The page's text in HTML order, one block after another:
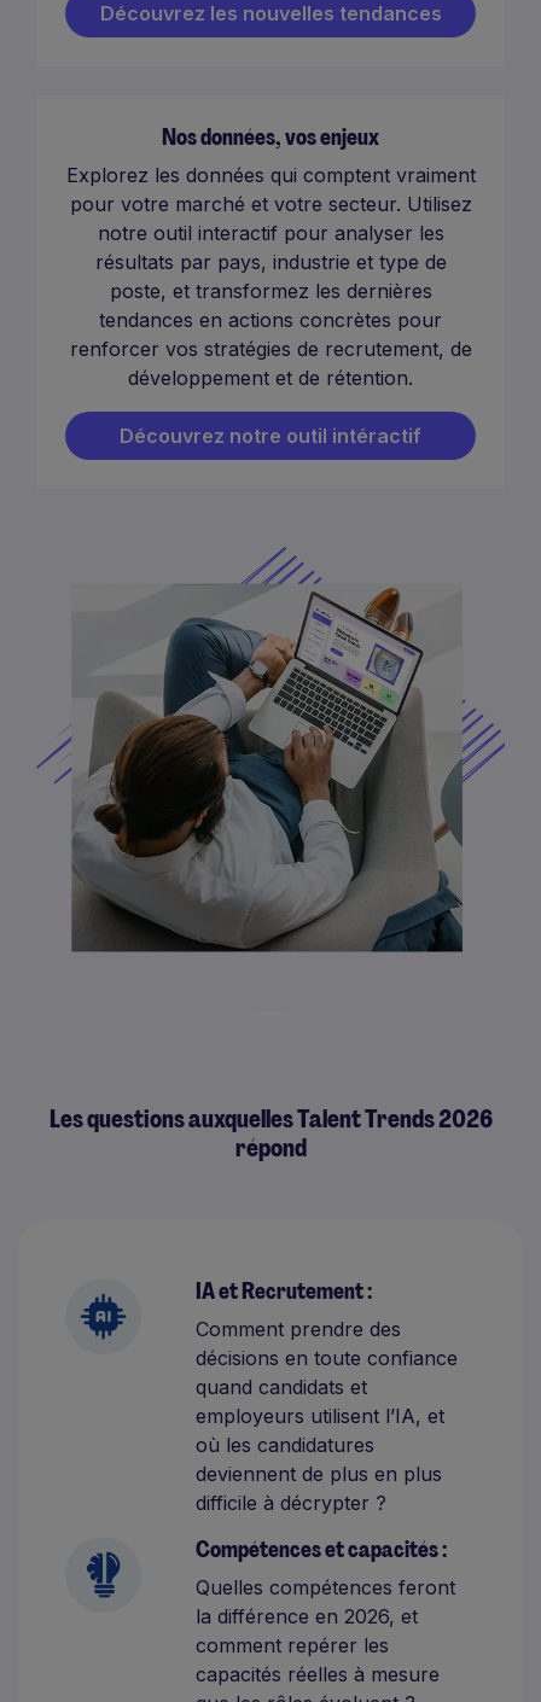
Découvrez les nouvelles tendances
Nos données, vos enjeux
Explorez les données qui comptent vraiment
pour votre marché et votre secteur. Utilisez
notre outil interactif pour analyser les
résultats par pays, industrie et type de
poste, et transformez les dernières
tendances en actions concrètes pour
renforcer vos stratégies de recrutement, de
développement et de rétention.
Découvrez notre outil intéractif
Les questions auxquelles Talent Trends 2026
répond
IA et Recrutement :
Comment prendre des
décisions en toute confiance
quand candidats et
employeurs utilisent l’IA, et
où les candidatures
deviennent de plus en plus
difficile à décrypter ?
Compétences et capacités :
Quelles compétences feront
la différence en 2026, et
comment repérer les
capacités réelles à mesure